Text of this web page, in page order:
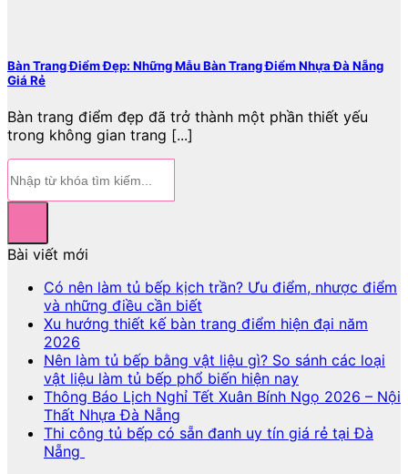
Bàn Trang Điểm Đẹp: Những Mẫu Bàn Trang Điểm Nhựa Đà Nẵng
Giá Rẻ
Bàn trang điểm đẹp đã trở thành một phần thiết yếu
trong không gian trang [...]
Bài viết mới
Có nên làm tủ bếp kịch trần? Ưu điểm, nhược điểm
và những điều cần biết
Xu hướng thiết kế bàn trang điểm hiện đại năm
2026
Nên làm tủ bếp bằng vật liệu gì? So sánh các loại
vật liệu làm tủ bếp phổ biến hiện nay
Thông Báo Lịch Nghỉ Tết Xuân Bính Ngọ 2026 – Nội
Thất Nhựa Đà Nẵng
Thi công tủ bếp có sẵn đanh uy tín giá rẻ tại Đà
Nẵng